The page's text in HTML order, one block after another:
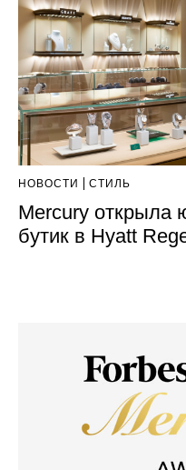
НОВОСТИ СТИЛЬ
Mercury открыла
бутик в Hyatt